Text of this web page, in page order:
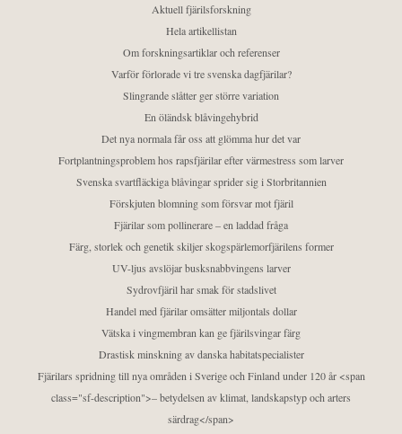
Aktuell fjärilsforskning
Hela artikellistan
Om forskningsartiklar och referenser
Varför förlorade vi tre svenska dagfjärilar?
Slingrande slåtter ger större variation
En öländsk blåvingehybrid
Det nya normala får oss att glömma hur det var
Fortplantningsproblem hos rapsfjärilar efter värmestress som larver
Svenska svartfläckiga blåvingar sprider sig i Storbritannien
Förskjuten blomning som försvar mot fjäril
Fjärilar som pollinerare – en laddad fråga
Färg, storlek och genetik skiljer skogspärlemorfjärilens former
UV-ljus avslöjar busksnabbvingens larver
Sydrovfjäril har smak för stadslivet
Handel med fjärilar omsätter miljontals dollar
Vätska i vingmembran kan ge fjärilsvingar färg
Drastisk minskning av danska habitatspecialister
Fjärilars spridning till nya områden i Sverige och Finland under 120 år <span
class="sf-description">– betydelsen av klimat, landskapstyp och arters
särdrag</span>